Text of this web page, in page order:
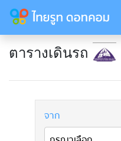
ตารางเดินรถ